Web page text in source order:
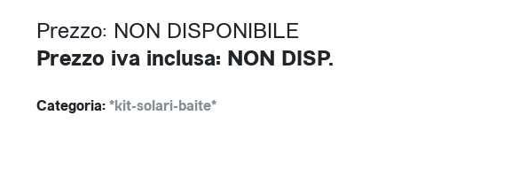
Prezzo: NON DISPONIBILE
Prezzo iva inclusa: NON DISP.
Categoria:*kit-solari-baite*